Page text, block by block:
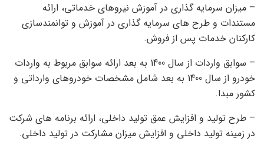
– میزان سرمایه گذاری در آموزش نیروهای خدماتی، ارائه
مستندات و طرح های سرمایه گذاری در آموزش و توانمندسازی
کارکنان خدمات پس از فروش.
– سوابق واردات از سال 1400 به بعد ارائه سوابق مربوط به واردات
خودرو از سال 1400 به بعد شامل مشخصات خودروهای وارداتی و
کشور مبدا.
– طرح تولید و افزایش عمق تولید داخلی، ارائه برنامه های شرکت
در زمینه تولید داخلی و افزایش میزان مشارکت در تولید داخلی.